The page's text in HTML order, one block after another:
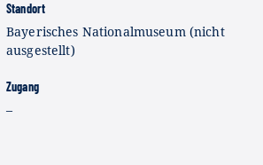
Standort
Bayerisches Nationalmuseum (nicht
ausgestellt)
Zugang
–